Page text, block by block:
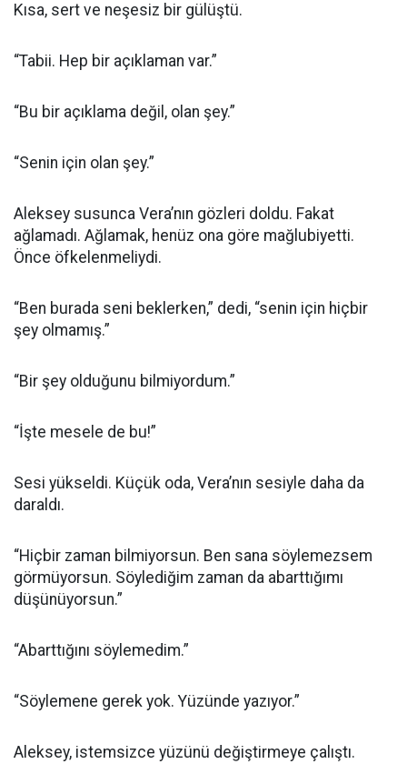
Kısa, sert ve neşesiz bir gülüştü.
“Tabii. Hep bir açıklaman var.”
“Bu bir açıklama değil, olan şey.”
“Senin için olan şey.”
Aleksey susunca Vera’nın gözleri doldu. Fakat
ağlamadı. Ağlamak, henüz ona göre mağlubiyetti.
Önce öfkelenmeliydi.
“Ben burada seni beklerken,” dedi, “senin için hiçbir
şey olmamış.”
“Bir şey olduğunu bilmiyordum.”
“İşte mesele de bu!”
Sesi yükseldi. Küçük oda, Vera’nın sesiyle daha da
daraldı.
“Hiçbir zaman bilmiyorsun. Ben sana söylemezsem
görmüyorsun. Söylediğim zaman da abarttığımı
düşünüyorsun.”
“Abarttığını söylemedim.”
“Söylemene gerek yok. Yüzünde yazıyor.”
Aleksey, istemsizce yüzünü değiştirmeye çalıştı.